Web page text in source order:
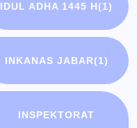
IDUL ADHA 1445 H(1)
INKANAS JABAR(1)
INSPEKTORAT